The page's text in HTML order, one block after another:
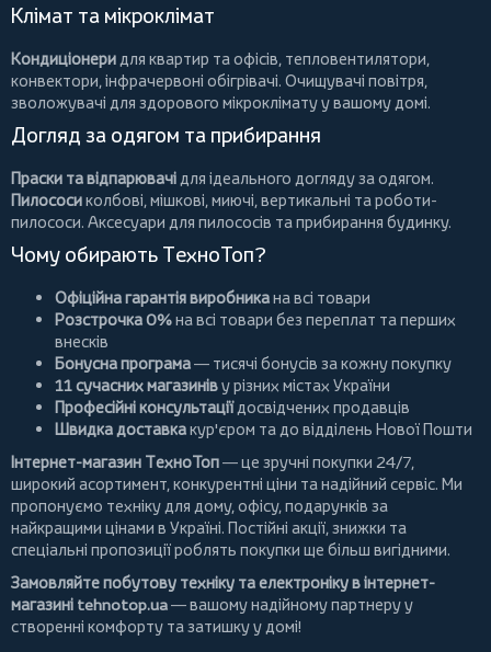
Клімат та мікроклімат
Кондиціонеридля квартир та офісів, тепловентилятори,
конвектори,інфрачервоні обігрівачі. Очищувачі повітря,
зволожувачі для здорового мікроклімату у вашому домі.
Догляд за одягом та прибирання
Праски та відпарювачідля ідеального догляду за одягом.
Пилососиколбові,мішкові,миючі,вертикальні тароботи-
пилососи. Аксесуари для пилососів та прибирання будинку.
Чому обирають ТехноТоп?
Офіційна гарантія виробникана всі товари
Розстрочка 0%на всі товари без переплат та перших
внесків
Бонусна програма— тисячі бонусів за кожну покупку
11 сучасних магазиніву різних містах України
Професійні консультаціїдосвідчених продавців
Швидка доставкакур'єром та до відділень Нової Пошти
Інтернет-магазин ТехноТоп— це зручні покупки 24/7,
широкий асортимент, конкурентні ціни та надійний сервіс. Ми
пропонуємо техніку для дому, офісу, подарунків за
найкращими цінами в Україні. Постійні акції, знижки та
спеціальні пропозиції роблять покупки ще більш вигідними.
Замовляйте побутову техніку та електроніку в інтернет-
магазині tehnotop.ua— вашому надійному партнеру у
створенні комфорту та затишку у домі!